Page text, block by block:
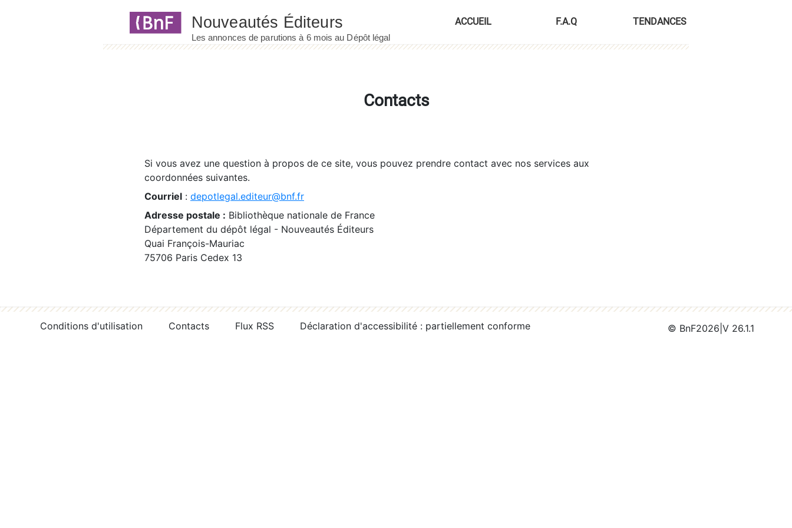
ACCUEIL F.A.Q TENDANCES
Contacts
Si vous avez une question à propos de ce site, vous pouvez prendre contact avec nos services aux
coordonnées suivantes.
Courriel : depotlegal.editeur@bnf.fr
Adresse postale : Bibliothèque nationale de France
Département du dépôt légal - Nouveautés Éditeurs
Quai François-Mauriac
75706 Paris Cedex 13
Conditions d'utilisation Contacts Flux RSS Déclaration d'accessibilité : partiellement conforme © BnF2026 V 26.1.1